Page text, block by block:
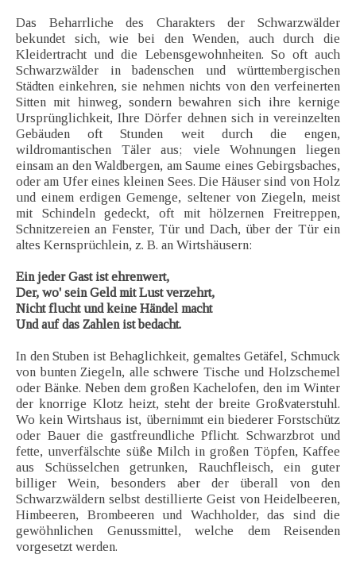
Das Beharrliche des Charakters der Schwarzwälder
bekundet sich, wie bei den Wenden, auch durch die
Kleidertracht und die Lebensgewohnheiten. So oft auch
Schwarzwälder in badenschen und württembergischen
Städten einkehren, sie nehmen nichts von den verfeinerten
Sitten mit hinweg, sondern bewahren sich ihre kernige
Ursprünglichkeit, Ihre Dörfer dehnen sich in vereinzelten
Gebäuden oft Stunden weit durch die engen,
wildromantischen Täler aus; viele Wohnungen liegen
einsam an den Waldbergen, am Saume eines Gebirgsbaches,
oder am Ufer eines kleinen Sees. Die Häuser sind von Holz
und einem erdigen Gemenge, seltener von Ziegeln, meist
mit Schindeln gedeckt, oft mit hölzernen Freitreppen,
Schnitzereien an Fenster, Tür und Dach, über der Tür ein
altes Kernsprüchlein, z. B. an Wirtshäusern:
Ein jeder Gast ist ehrenwert,
Der, wo' sein Geld mit Lust verzehrt,
Nicht flucht und keine Händel macht
Und auf das Zahlen ist bedacht.
In den Stuben ist Behaglichkeit, gemaltes Getäfel, Schmuck
von bunten Ziegeln, alle schwere Tische und Holzschemel
oder Bänke. Neben dem großen Kachelofen, den im Winter
der knorrige Klotz heizt, steht der breite Großvaterstuhl.
Wo kein Wirtshaus ist, übernimmt ein biederer Forstschütz
oder Bauer die gastfreundliche Pflicht. Schwarzbrot und
fette, unverfälschte süße Milch in großen Töpfen, Kaffee
aus Schüsselchen getrunken, Rauchfleisch, ein guter
billiger Wein, besonders aber der überall von den
Schwarzwäldern selbst destillierte Geist von Heidelbeeren,
Himbeeren, Brombeeren und Wachholder, das sind die
gewöhnlichen Genussmittel, welche dem Reisenden
vorgesetzt werden.